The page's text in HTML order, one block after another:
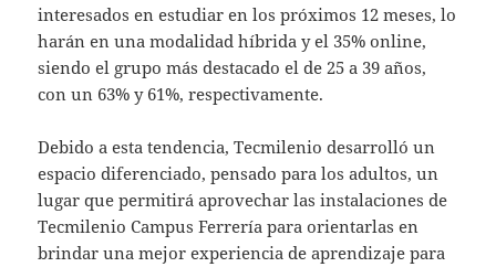
interesados en estudiar en los próximos 12 meses, lo
harán en una modalidad híbrida y el 35% online,
siendo el grupo más destacado el de 25 a 39 años,
con un 63% y 61%, respectivamente.
Debido a esta tendencia, Tecmilenio desarrolló un
espacio diferenciado, pensado para los adultos, un
lugar que permitirá aprovechar las instalaciones de
Tecmilenio Campus Ferrería para orientarlas en
brindar una mejor experiencia de aprendizaje para